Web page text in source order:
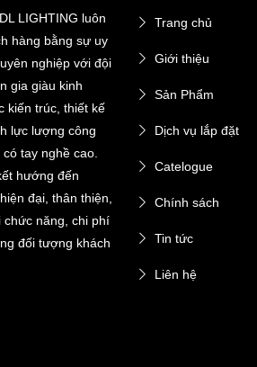
LIGHTING luôn
hàng bằng sự uy
nghiệp với đội
gia giàu kinh
kiến trúc, thiết kế
lực lượng công
tay nghề cao.
hướng đến
đại, thân thiện,
năng, chi phí
đối tượng khách
Trang chủ
Giới thiệu
Sản Phẩm
Dịch vụ lắp đặt
Catelogue
Chính sách
Tin tức
Liên hệ